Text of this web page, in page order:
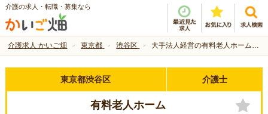
介護の求人・転職・募集なら
介護求人 かいご畑 東京都 渋谷区 大手法人経営の有料老人ホーム！短期間での就業もＯＫ！
東京都渋谷区 介護士
有料老人ホーム